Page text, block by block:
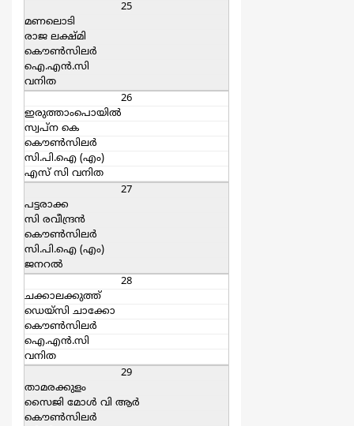
25
മണലൊടി
രാജ ലക്ഷ്മി
കൌൺസിലർ
ഐ.എന്‍.സി
വനിത
26
ഇരുത്താംപൊയില്‍
സ്വപ്ന കെ
കൌൺസിലർ
സി.പി.ഐ (എം)
എസ്‌ സി വനിത
27
പട്ടരാക്ക
സി രവീന്ദ്രന്‍
കൌൺസിലർ
സി.പി.ഐ (എം)
ജനറല്‍
28
ചക്കാലക്കുത്ത്
ഡെയ്സി ചാക്കോ
കൌൺസിലർ
ഐ.എന്‍.സി
വനിത
29
താമരക്കുളം
സൈജി മോള്‍ വി ആര്‍
കൌൺസിലർ